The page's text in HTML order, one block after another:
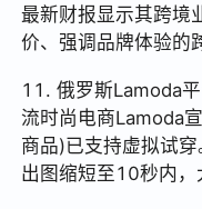
最新财报显示其跨境
价、强调品牌体验的
11. 俄罗斯Lamoda
流时尚电商Lamoda
商品)已支持虚拟试
出图缩短至10秒内，